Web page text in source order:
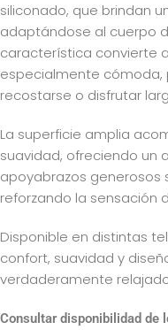
siliconado, que brindan
adaptándose al cuerpo
característica convierte
especialmente
recostarse o disfrutar
La superficie amplia
suavidad, ofreciendo un
apoyabrazos generosos
reforzando la sensación
Disponible en distintas
confort, suavidad y
verdaderamente
Consultar disponibilidad de